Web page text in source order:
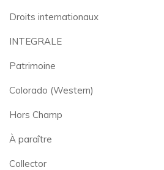
Droits internationaux
INTEGRALE
Patrimoine
Colorado (Western)
Hors Champ
À paraître
Collector